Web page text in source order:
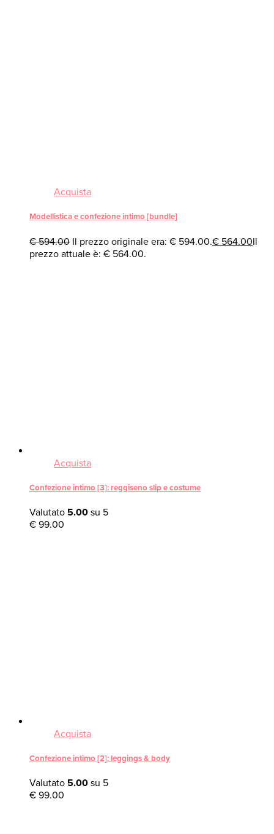
Acquista
Modellistica e confezione intimo [bundle]
€594.00 Il prezzo originale era: € 594.00.€ 564.00Il
prezzo attuale è: € 564.00.
Acquista
Confezione intimo [3]: reggiseno slip e costume
Valutato 5.00 su 5
€ 99.00
Acquista
Confezione intimo [2]: leggings & body
Valutato 5.00 su 5
€ 99.00